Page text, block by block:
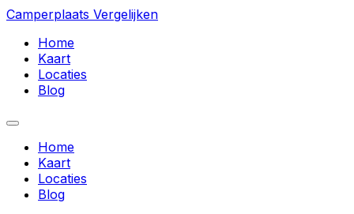
Camperplaats Vergelijken
Home
Kaart
Locaties
Blog
Home
Kaart
Locaties
Blog